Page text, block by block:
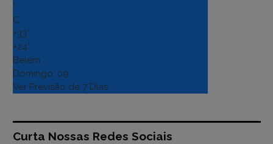
°
C
+33°
+24°
Belém
Domingo, 09
Ver Previsão de 7 Dias
Curta Nossas Redes Sociais